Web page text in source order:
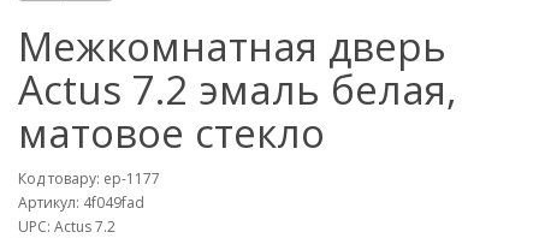
Межкомнатная дверь
Actus 7.2 эмаль белая,
матовое стекло
Код товару: ep-1177
Артикул: 4f049fad
UPC: Actus 7.2